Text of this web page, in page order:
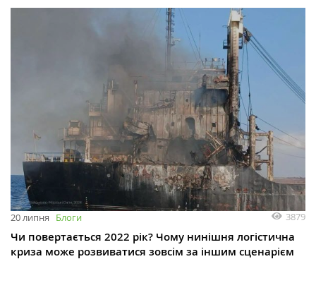
20 липня Блоги 3879
Чи повертається 2022 рік? Чому нинішня логістична
криза може розвиватися зовсім за іншим сценарієм